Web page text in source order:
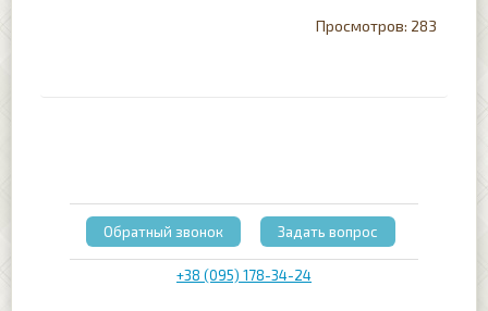
283
+38 (095) 178-34-24
Обратный звонок Задать вопрос